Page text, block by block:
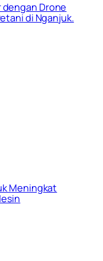
Drone
di Nganjuk.
Meningkat